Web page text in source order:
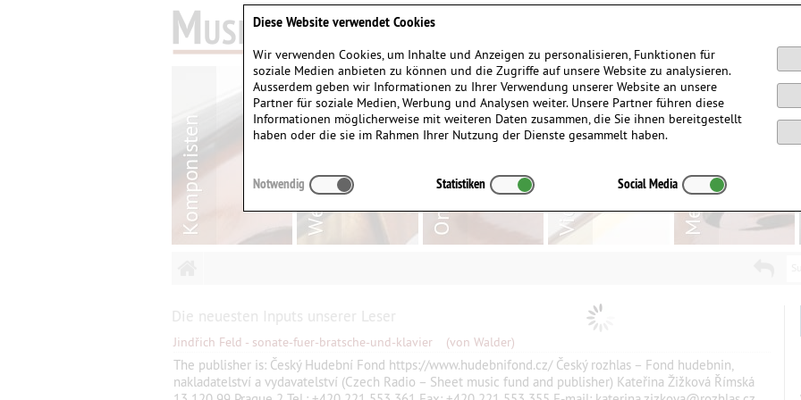
Die neuesten Inputs unserer Leser
Jindřich Feld - sonate-fuer-bratsche-und-klavier (von Walder)
The publisher is: Český Hudební Fond https://www.hudebnifond.cz/ Český rozhlas – Fond hudebnin,
nakladatelství a vydavatelství (Czech Radio – Sheet music fund and publisher) Kateřina Žižková Římská
Diese Website verwendet Cookies
Wir verwenden Cookies, um Inhalte und Anzeigen zu personalisieren, Funktionen für
soziale Medien anbieten zu können und die Zugriffe auf unsere Website zu analysieren.
Ausserdem geben wir Informationen zu Ihrer Verwendung unserer Website an unsere
Partner für soziale Medien, Werbung und Analysen weiter. Unsere Partner führen diese
Informationen möglicherweise mit weiteren Daten zusammen, die Sie ihnen bereitgestellt
haben oder die sie im Rahmen Ihrer Nutzung der Dienste gesammelt haben.
Notwendig Statistiken Social Media